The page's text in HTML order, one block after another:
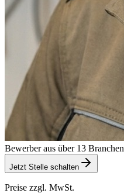
Bewerber aus über 13 Branchen
Jetzt Stelle schalten
Preise zzgl. MwSt.